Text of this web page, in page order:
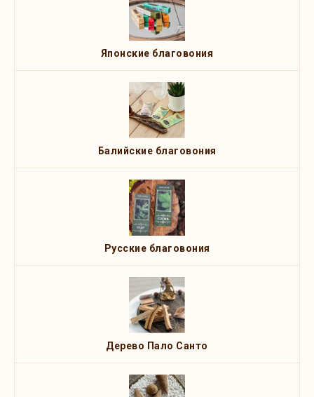
Японские благовония
Балийские благовония
Русские благовония
Дерево Пало Санто